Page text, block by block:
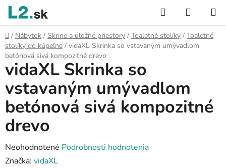
Prejsť
obsah
Hľadať
KOŠÍK
Domov
/ Nábytok / Skrine a úložné priestory / Toaletné stolíky / Toaletné
stolíky do kúpeľne / vidaXL Skrinka so vstavaným umývadlom
betónová sivá kompozitné drevo
vidaXL Skrinka so
vstavaným umývadlom
betónová sivá kompozitné
drevo
Priemerné
hodnotenie
Neohodnotené Podrobnosti hodnotenia
Značka: vidaXL